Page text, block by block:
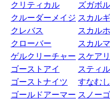
クリティカル
ズガボル
クルーダーメイジ スカル
クレバス
スカル
クローバー
スカル
ゲルクリーチャー スケア
ゴーストアイ
スティ
ゴーストナイツ
すなむし
ゴールドアーマー スノー